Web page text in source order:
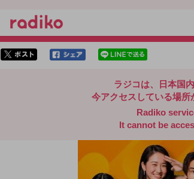
ラジコは、日本国
今アクセスしている場所
Radiko
It cannot be